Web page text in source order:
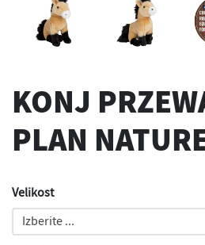
KONJ
PLAN
Velikost
Izberite ...